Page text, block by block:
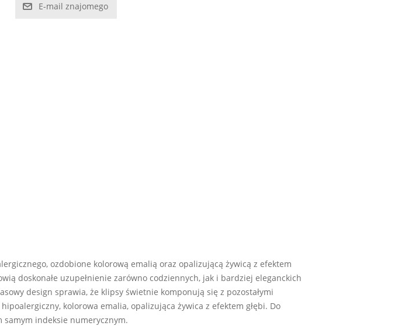
E-mail znajomego
ozdobione kolorową emalią oraz opalizującą żywicą z efektem
doskonałe uzupełnienie zarówno codziennych, jak i bardziej eleganckich
design sprawia, że klipsy świetnie komponują się z pozostałymi
kolorowa emalia, opalizująca żywica z efektem głębi. Do
indeksie numerycznym.